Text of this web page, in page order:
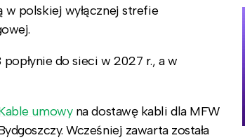
w polskiej wyłącznej strefie
popłynie do sieci w 2027 r., a w
umowyna dostawę kabli dla MFW
Wcześniej zawarta została